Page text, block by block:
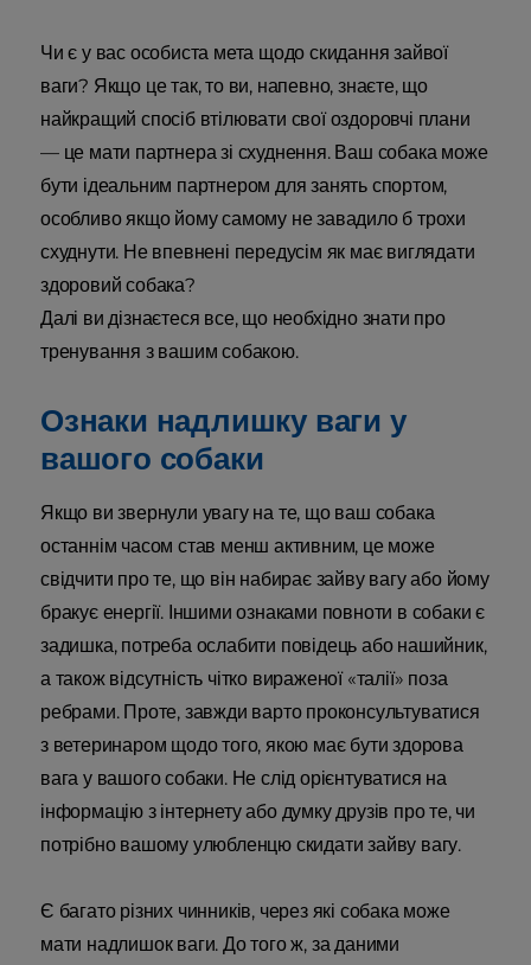
Чи є у вас особиста мета щодо скидання зайвої
ваги? Якщо це так, то ви, напевно, знаєте, що
найкращий спосіб втілювати свої оздоровчі плани
— це мати партнера зі схуднення. Ваш собака може
бути ідеальним партнером для занять спортом,
особливо якщо йому самому не завадило б трохи
схуднути. Не впевнені передусім як має виглядати
здоровий собака?
Далі ви дізнаєтеся все, що необхідно знати про
тренування з вашим собакою.
Ознаки надлишку ваги у
вашого собаки
Якщо ви звернули увагу на те, що ваш собака
останнім часом став менш активним, це може
свідчити про те, що він набирає зайву вагу або йому
бракує енергії. Іншими ознаками повноти в собаки є
задишка, потреба ослабити повідець або нашийник,
а також відсутність чітко вираженої «талії» поза
ребрами. Проте, завжди варто проконсультуватися
з ветеринаром щодо того, якою має бути здорова
вага у вашого собаки. Не слід орієнтуватися на
інформацію з інтернету або думку друзів про те, чи
потрібно вашому улюбленцю скидати зайву вагу.
Є багато різних чинників, через які собака може
мати надлишок ваги. До того ж, за даними